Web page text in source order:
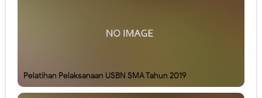
Pelatihan Pelaksanaan USBN SMA Tahun 2019